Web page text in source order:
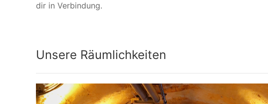
dir in Verbindung.
Unsere Räumlichkeiten